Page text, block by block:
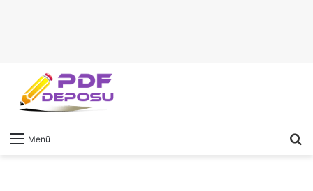
Menü